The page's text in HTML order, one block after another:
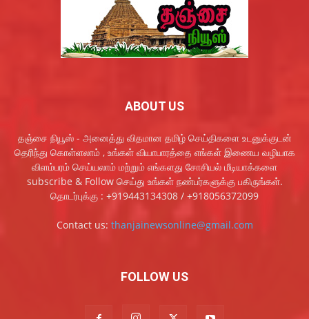
ABOUT US
தஞ்சை நியூஸ் - அனைத்து விதமான தமிழ் செய்திகளை உடனுக்குடன்
தெரிந்து கொள்ளலாம் , உங்கள் வியாபாரத்தை எங்கள் இணைய வழியாக
விளம்பரம் செய்யலாம் மற்றும் எங்களது சோசியல் மீடியாக்களை
subscribe & Follow செய்து உங்கள் நண்பர்களுக்கு பகிருங்கள்.
தொடர்புக்கு : +919443134308 / +918056372099
Contact us: thanjainewsonline@gmail.com
FOLLOW US